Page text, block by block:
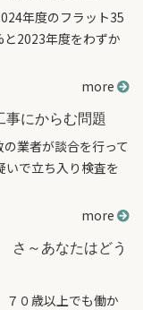
年度のフラット35
2023年度をわずか
more
事にからむ問題
業者が談合を行って
いで立ち入り検査を
more
さ～あなたはどう
７０歳以上でも働か